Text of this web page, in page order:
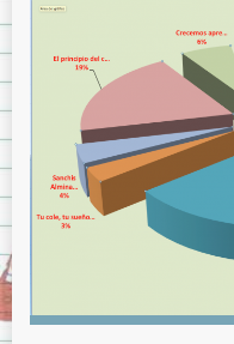
ITACA
ITACA per les famílies
Sol·licitud d’accés a
ITACA pels docents
Avís Legal
Sobre la Protecció de